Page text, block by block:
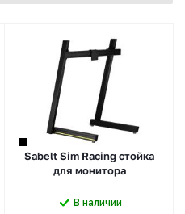
Sabelt Sim Racing стойка
для монитора
В наличии